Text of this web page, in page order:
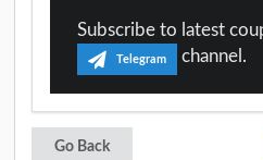
Subscribe to latest
Telegram channel.
Go Back